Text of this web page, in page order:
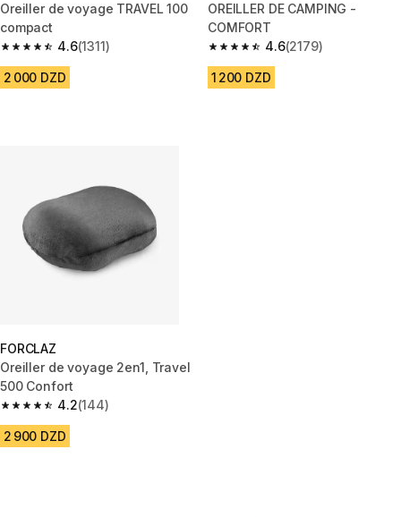
Oreiller de voyage TRAVEL 100
compact
4.6
4.6 out of 5 stars from 1311 reviews
(1311)
2 000 DZD
OREILLER DE CAMPING -
COMFORT
4.6
4.6 out of 5 stars from 2179
(2179)
1 200 DZD
FORCLAZ
Oreiller de voyage 2en1, Travel
500 Confort
4.2
4.2 out of 5 stars from 144 reviews
(144)
2 900 DZD